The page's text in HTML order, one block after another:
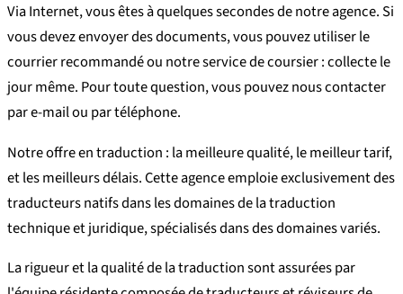
Via Internet, vous êtes à quelques secondes de notre agence. Si
vous devez envoyer des documents, vous pouvez utiliser le
courrier recommandé ou notre service de coursier : collecte le
jour même. Pour toute question, vous pouvez nous contacter
par e-mail ou par téléphone.
Notre offre en traduction : la meilleure qualité, le meilleur tarif,
et les meilleurs délais. Cette agence emploie exclusivement des
traducteurs natifs dans les domaines de la traduction
technique et juridique, spécialisés dans des domaines variés.
La rigueur et la qualité de la traduction sont assurées par